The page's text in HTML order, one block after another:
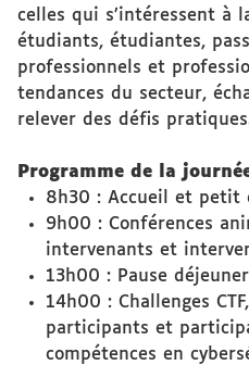
celles qui s’intéressent à
étudiants, étudiantes,
professionnels et
tendances du secteur,
relever des défis
Programme de la
8h30 : Accueil et petit
9h00 : Conférences
intervenants et
13h00 : Pause déjeuner
14h00 : Challenges
participants et
compétences en